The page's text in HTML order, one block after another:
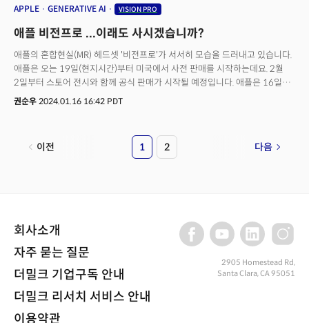
도움이 되기를 기대하고 있다"라고 전했는데요. 월스트리트저널(WSJ)은
메타버스 전환에 대한 검증이 될 것이라고 분석했는데요. "더 많은 고객을
시장을 끌어들일 수 있을 것"이라며 "메타 헤드셋이 메타버스의 구글
안드로이드가 되기를 희망한다"고 전했습니다.
APPLE GENERATIVE AI VISION PRO
애플 비전프로 ...이래도 사시겠습니까?
애플의 혼합현실(MR) 헤드셋 '비전프로'가 서서히 모습을 드러내고 있습니다.
애플은 오는 19일(현지시간)부터 미국에서 사전 판매를 시작하는데요. 2월
2일부터 스토어 전시와 함께 공식 판매가 시작될 예정입니다. 애플은 16일
(현지시간) 비전프로를 통해 경험할 수 있는 엔터테인먼트 플랫폼을
(Spatial Audio) 시스템을 통합했다고 하는데요. 애플 TV 플러스, 애플
오리지널을 포함한 주요 스트리밍 서비스와 영화, 스포츠 등을 이전에
아이패드, 맥, 애플 TV를 포함한 애플 기기 사용자와 TV쇼나 영화를
시청하거나 게임을 즐길 수도 있다고 합니다. Apple TV 앱을 사용하면
비전프로 사용자는 애플 오리지널, 디즈니 플러스, ESPN, NBA, MLB,
디스커버리 플러스, 아마존 프라임 비디오, 파라마운트 플러스와 같은
스트리밍 서비스 앱을 통해 TV 쇼와 영화, 스포츠 등을 개인 극장에서
시청하는 것 같은 효과를 누리면서 감상할 수 있다고 애플 측은 설명했습니다.
애플 비전프로는 3499달러(약 4609만원)에 판매됩니다. 적지 않은
가격이죠. 그래도 사는 애플 팬들은 있을 것입니다. 하지만 장벽이 있는 것은
권순우 2024.01.16 16:42 PDT
이전 1 2 다음
회사소개
자주 묻는 질문
더밀크 기업구독 안내
더밀크 리서치 서비스 안내
이용약관
2905 Homestead Rd,
Santa Clara, CA 95051